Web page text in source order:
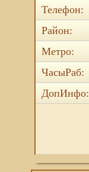
Телефон:
Район:
Метро:
ЧасыРаб:
ДопИнфо: